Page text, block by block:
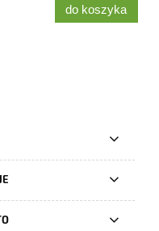
do koszyka